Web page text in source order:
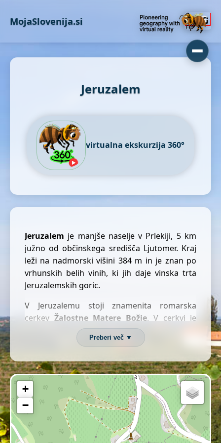
MojaSlovenija.si
Jeruzalem
virtualna ekskurzija 360°
Jeruzalem je manjše naselje v Prlekiji, 5 km
južno od občinskega središča Ljutomer. Kraj
leži na nadmorski višini 384 m in je znan po
vrhunskih belih vinih, ki jih daje vinska trta
Jeruzalemskih goric.
V Jeruzalemu stoji znamenita romarska
cerkev Žalostne Matere Božje. V cerkvi je
zapisana zanimiva zgodba o Babjem klancu iz
časa turških vpadov: »Pogumne Prlečke so
ozkega klanca. Polile so jih s kropom in
obmetavale s težkim kamenjem. Presenečeni
osvajalci so se pognali v beg, ko so ženske v
klanec zapodile še besnega bika.«
Ime kraja naj bi po legendi dali križarji v 13.
stoletju, ki so se vračali iz Svete dežele in bili
Preberi več ▼
+
−